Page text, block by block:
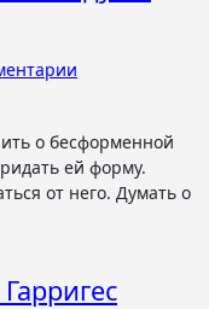
ей форму.
от него. Думать о